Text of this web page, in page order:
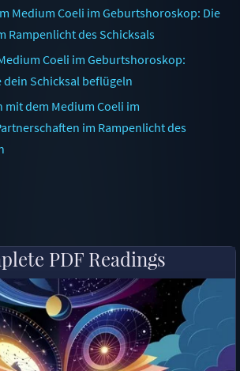
Medium Coeli im Geburtshoroskop: Die
Rampenlicht des Schicksals
Coeli im Geburtshoroskop:
Schicksal beflügeln
dem Medium Coeli im
im Rampenlicht des
PDF Readings